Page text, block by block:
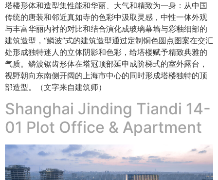
塔楼形体和造型集性能和华丽、大气和精致为一身：从中国
传统的唐装和邻近真如寺的色彩中汲取灵感，中性一体外观
与丰富华丽内衬的对比和结合演化成玻璃幕墙与彩釉细部的
建筑造型，“鳞波”式的建筑造型通过定制铜色圆点图案在交汇
处形成独特迷人的立体阴影和色彩，给塔楼赋予精致典雅的
气质。鳞波锯齿形体在塔冠顶部延申成阶梯式的室外露台，
视野朝向东南侧开阔的上海市中心的同时形成塔楼独特的顶
部造型。（文字来自建筑师）
Shanghai Jinding Tiandi 14-
01 Plot Office & Apartment